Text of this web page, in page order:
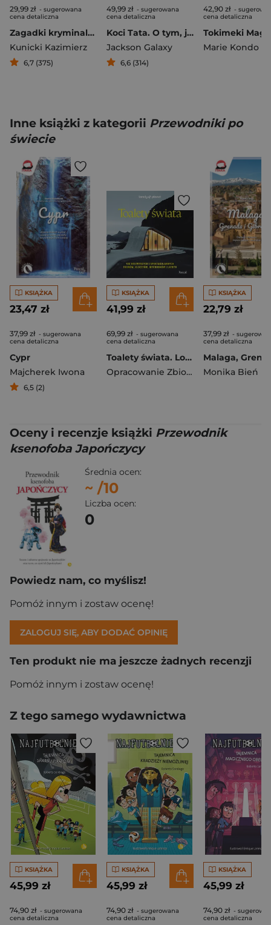
29,99 zł - sugerowana
cena detaliczna
Zagadki kryminalne PRL
Kunicki Kazimierz
6,7 (375)
49,99 zł - sugerowana
cena detaliczna
Koci Tata. O tym, jak kot przewartościował mi świat i nauczył kochać życie
Jackson Galaxy
6,6 (314)
42,90 zł -
cena detaliczna
Marie Kondo
Inne książki z kategorii Przewodniki po
świecie
KSIĄŻKA
23,47 zł
37,99 zł - sugerowana
cena detaliczna
Cypr
Majcherek Iwona
6,5 (2)
KSIĄŻKA
41,99 zł
69,99 zł - sugerowana
cena detaliczna
Toalety świata. Lonely Planet
Opracowanie Zbiorowe
KSIĄŻKA
22,79 zł
37,99 zł -
cena detaliczna
Monika Bień
Oceny i recenzje książki Przewodnik
ksenofoba Japończycy
Średnia ocen:
~ /10
Liczba ocen:
0
Powiedz nam, co myślisz!
Pomóż innym i zostaw ocenę!
ZALOGUJ SIĘ, ABY DODAĆ OPINIĘ
Ten produkt nie ma jeszcze żadnych recenzji
Pomóż innym i zostaw ocenę!
Z tego samego wydawnictwa
KSIĄŻKA
45,99 zł
74,90 zł - sugerowana
cena detaliczna
KSIĄŻKA
45,99 zł
74,90 zł - sugerowana
cena detaliczna
KSIĄŻKA
45,99 zł
74,90 zł -
cena detaliczna